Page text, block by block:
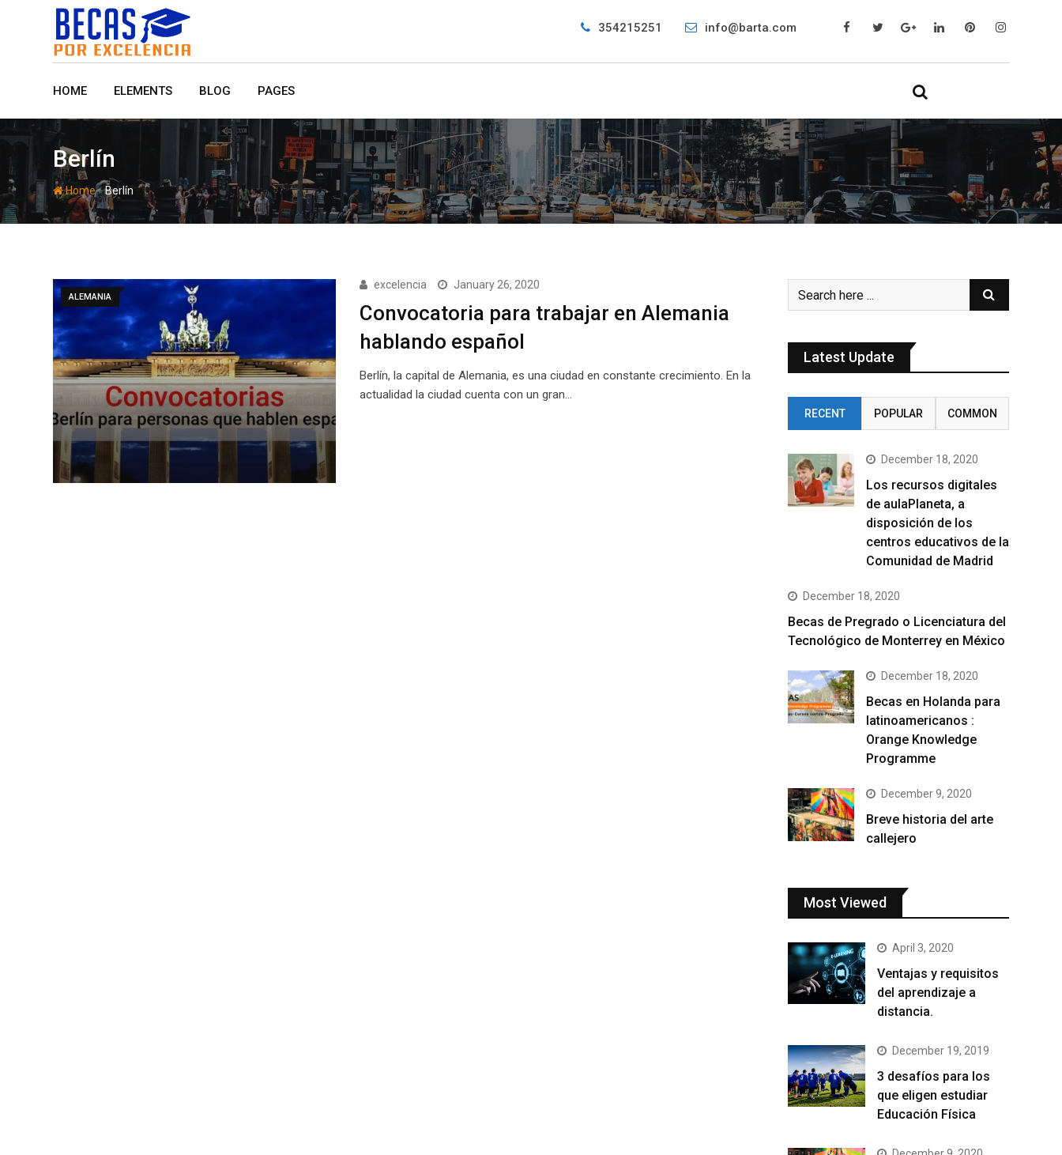
354215251 info@barta.com
HOME ELEMENTS BLOG PAGES
Berlín
Home-Berlín
ALEMANIA
excelencia January 26, 2020
Convocatoria para trabajar en Alemania
hablando español
Berlín, la capital de Alemania, es una ciudad en constante crecimiento. En la
actualidad la ciudad cuenta con un gran…
Latest Update
RECENT POPULAR COMMON
December 18, 2020
Los recursos digitales
de aulaPlaneta, a
disposición de los
centros educativos de la
Comunidad de Madrid
December 18, 2020
Becas de Pregrado o Licenciatura del
Tecnológico de Monterrey en México
December 18, 2020
Becas en Holanda para
latinoamericanos :
Orange Knowledge
Programme
December 9, 2020
Breve historia del arte
callejero
Most Viewed
April 3, 2020
Ventajas y requisitos
del aprendizaje a
distancia.
December 19, 2019
3 desafíos para los
que eligen estudiar
Educación Física